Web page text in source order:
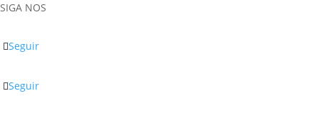
SIGA NOS
Seguir
Seguir